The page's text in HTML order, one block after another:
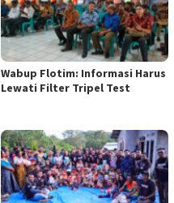
Wabup Flotim: Informasi Harus
Lewati Filter Tripel Test